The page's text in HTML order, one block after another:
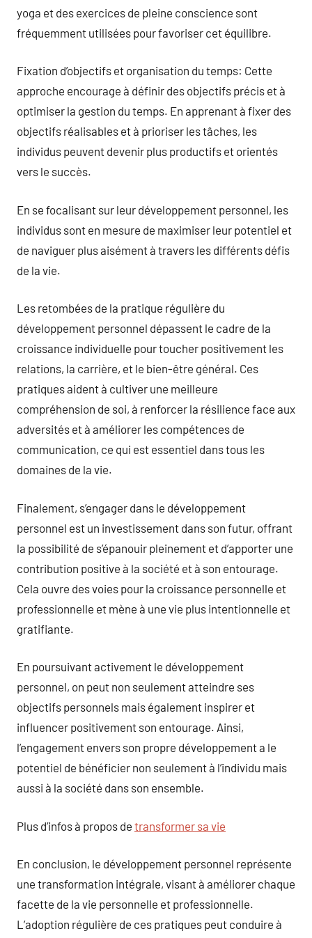
yoga et des exercices de pleine conscience sont
fréquemment utilisées pour favoriser cet équilibre.
Fixation d’objectifs et organisation du temps: Cette
approche encourage à définir des objectifs précis et à
optimiser la gestion du temps. En apprenant à fixer des
objectifs réalisables et à prioriser les tâches, les
individus peuvent devenir plus productifs et orientés
vers le succès.
En se focalisant sur leur développement personnel, les
individus sont en mesure de maximiser leur potentiel et
de naviguer plus aisément à travers les différents défis
de la vie.
Les retombées de la pratique régulière du
développement personnel dépassent le cadre de la
croissance individuelle pour toucher positivement les
relations, la carrière, et le bien-être général. Ces
pratiques aident à cultiver une meilleure
compréhension de soi, à renforcer la résilience face aux
adversités et à améliorer les compétences de
communication, ce qui est essentiel dans tous les
domaines de la vie.
Finalement, s’engager dans le développement
personnel est un investissement dans son futur, offrant
la possibilité de s’épanouir pleinement et d’apporter une
contribution positive à la société et à son entourage.
Cela ouvre des voies pour la croissance personnelle et
professionnelle et mène à une vie plus intentionnelle et
gratifiante.
En poursuivant activement le développement
personnel, on peut non seulement atteindre ses
objectifs personnels mais également inspirer et
influencer positivement son entourage. Ainsi,
l’engagement envers son propre développement a le
potentiel de bénéficier non seulement à l’individu mais
aussi à la société dans son ensemble.
Plus d’infos à propos de transformer sa vie
En conclusion, le développement personnel représente
une transformation intégrale, visant à améliorer chaque
facette de la vie personnelle et professionnelle.
L’adoption régulière de ces pratiques peut conduire à